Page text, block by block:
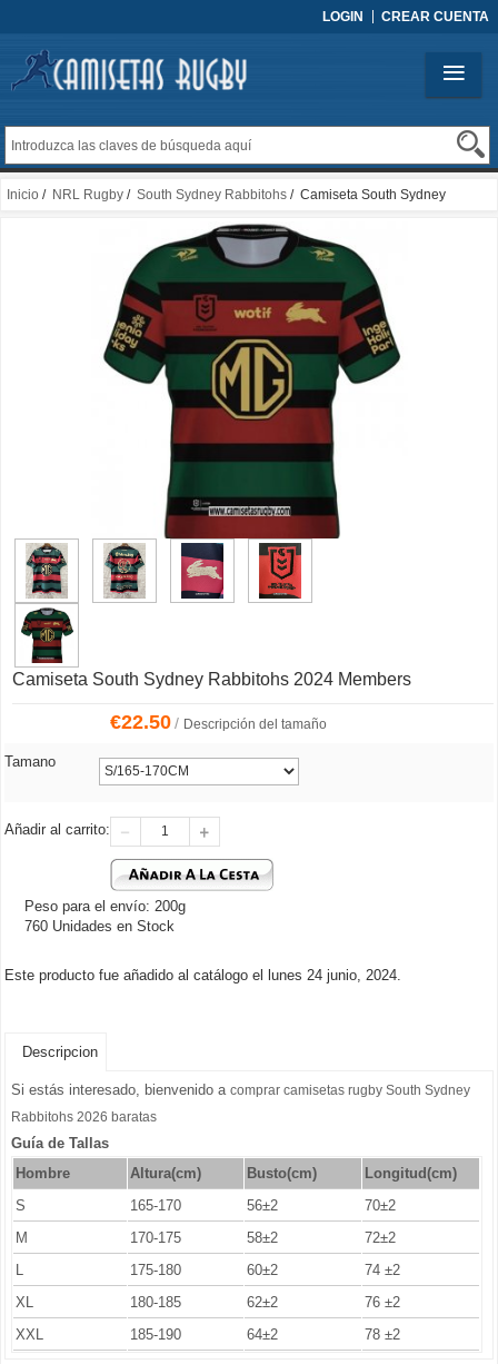
LOGIN CREAR CUENTA
Inicio / NRL Rugby / South Sydney Rabbitohs / Camiseta South Sydney
Camiseta South Sydney Rabbitohs 2024 Members
€22.50/ Descripción del tamaño
Tamano
Añadir al carrito:
Peso para el envío: 200g
760 Unidades en Stock
Este producto fue añadido al catálogo el lunes 24 junio, 2024.
Descripcion
Si estás interesado, bienvenido a comprar camisetas rugby South Sydney
Rabbitohs 2026 baratas
Guía de Tallas
Hombre
Altura(cm) Busto(cm)
Longitud(cm)
S
165-170 56±2
70±2
M
170-175 58±2
72±2
L
175-180 60±2
74 ±2
XL
180-185 62±2
76 ±2
XXL
185-190 64±2 78 ±2